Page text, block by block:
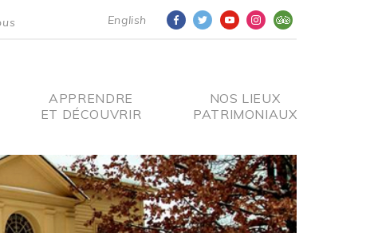
English
APPRENDRE
ET DÉCOUVRIR
NOS LIEUX
PATRIMONIAUX